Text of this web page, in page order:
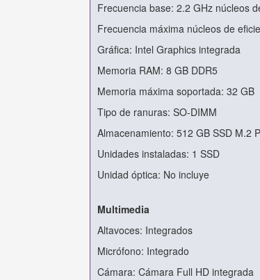
Frecuencia base: 2.2 GHz núcleos
Frecuencia máxima núcleos de
Gráfica: Intel Graphics integrada
Memoria RAM: 8 GB DDR5
Memoria máxima soportada: 32 GB
Tipo de ranuras: SO-DIMM
Almacenamiento: 512 GB SSD M.2
Unidades instaladas: 1 SSD
Unidad óptica: No incluye
Multimedia
Altavoces: Integrados
Micrófono: Integrado
Cámara: Cámara Full HD integrada